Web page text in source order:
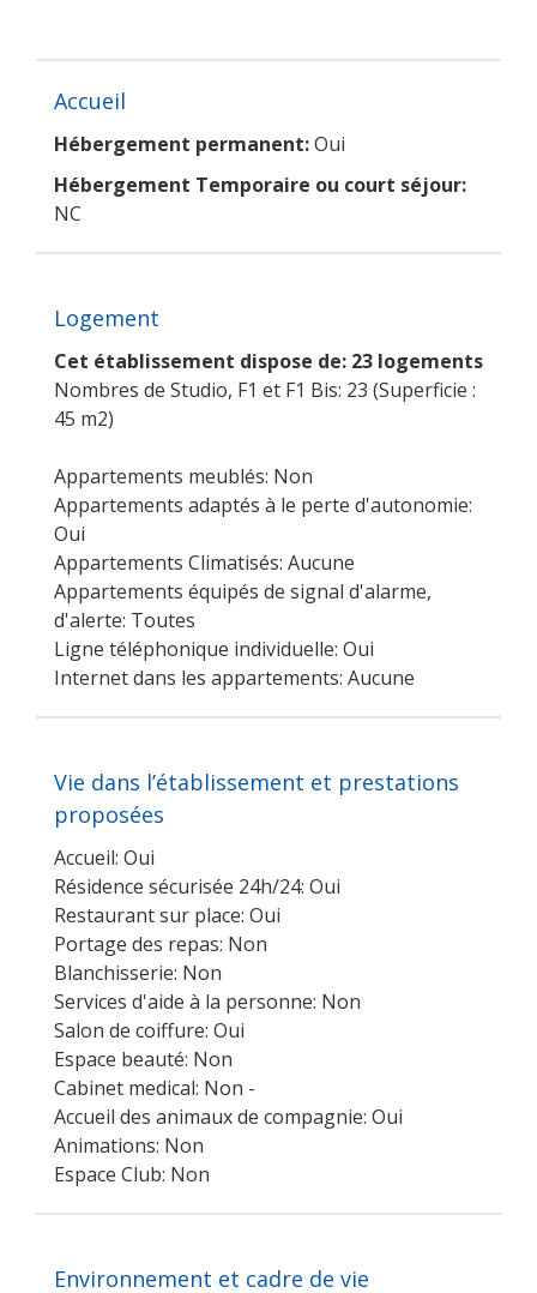
Accueil
Hébergement permanent:Oui
Hébergement Temporaire ou court séjour:
NC
Logement
Cet établissement dispose de: 23 logements
Nombres de Studio, F1 et F1 Bis: 23 (Superficie :
45 m2)
Appartements meublés: Non
Appartements adaptés à le perte d'autonomie:
Oui
Appartements Climatisés: Aucune
Appartements équipés de signal d'alarme,
d'alerte: Toutes
Ligne téléphonique individuelle: Oui
Internet dans les appartements: Aucune
Vie dans l’établissement et prestations
proposées
Accueil: Oui
Résidence sécurisée 24h/24: Oui
Restaurant sur place: Oui
Portage des repas: Non
Blanchisserie: Non
Services d'aide à la personne: Non
Salon de coiffure: Oui
Espace beauté: Non
Cabinet medical: Non -
Accueil des animaux de compagnie: Oui
Animations: Non
Espace Club: Non
Environnement et cadre de vie